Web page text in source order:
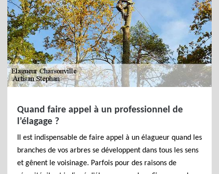
Quand faire appel à un professionnel de
l’élagage ?
Il est indispensable de faire appel à un élagueur quand les
branches de vos arbres se développent dans tous les sens
et gênent le voisinage. Parfois pour des raisons de